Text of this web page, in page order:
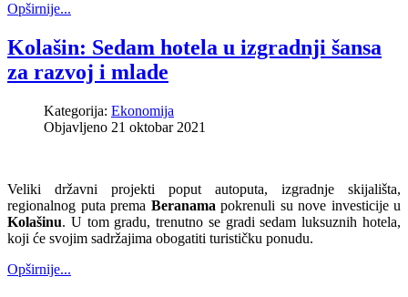
Opširnije...
Kolašin: Sedam hotela u izgradnji šansa
za razvoj i mlade
Kategorija: Ekonomija
Objavljeno 21 oktobar 2021
Veliki državni projekti poput autoputa, izgradnje skijališta,
regionalnog puta prema Beranama pokrenuli su nove investicije u
Kolašinu. U tom gradu, trenutno se gradi sedam luksuznih hotela,
koji će svojim sadržajima obogatiti turističku ponudu.
Opširnije...